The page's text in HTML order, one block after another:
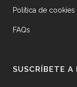
Política de cookies
FAQs
SUSCRÍBETE A